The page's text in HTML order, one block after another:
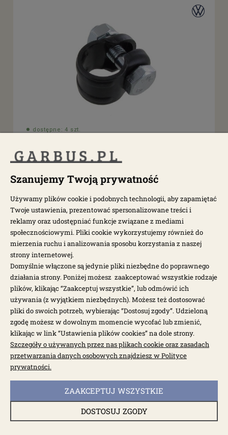
dostępne: 4 szt.
004339P
44,50 zł
dostępne: 9 szt.
60-
Szanujemy Twoją prywatność
Używamy plików cookie i podobnych technologii, aby zapamiętać
Twoje ustawienia, prezentować spersonalizowane treści i
reklamy oraz udostępniać funkcje związane z mediami
społecznościowymi. Pliki cookie wykorzystujemy również do
mierzenia ruchu i analizowania sposobu korzystania z naszej
strony internetowej.
Domyślnie włączone są jedynie pliki niezbędne do poprawnego
działania strony. Poniżej możesz zaakceptować wszystkie rodzaje
plików, klikając “Zaakceptuj wszystkie”, lub odmówić ich
używania (z wyjątkiem niezbędnych). Możesz też dostosować
pliki do swoich potrzeb, wybierając “Dostosuj zgody”. Udzieloną
zgodę możesz w dowolnym momencie wycofać lub zmienić,
klikając w link “Ustawienia plików cookies” na dole strony.
Szczegóły o używanych przez nas plikach cookie oraz zasadach
przetwarzania danych osobowych znajdziesz w Polityce
prywatności.
DOSTOSUJ ZGODY
ZAAKCEPTUJ WSZYSTKIE